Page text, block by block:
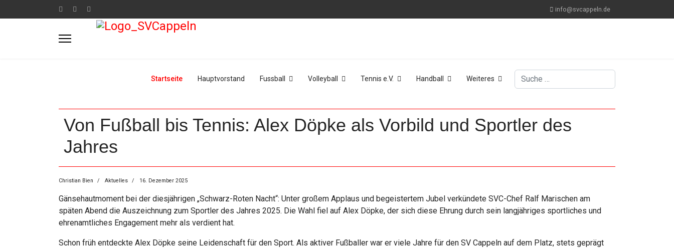
info@svcappeln.de
Startseite Hauptvorstand Fussball Volleyball Tennis e.V. Handball Weiteres Suchen
Von Fußball bis Tennis: Alex Döpke als Vorbild und Sportler des
Jahres
Christian Bien Aktuelles 16. Dezember 2025
Gänsehautmoment bei der diesjährigen „Schwarz-Roten Nacht“: Unter großem Applaus und begeistertem Jubel verkündete SVC-Chef Ralf Marischen am
späten Abend die Auszeichnung zum Sportler des Jahres 2025. Die Wahl fiel auf Alex Döpke, der sich diese Ehrung durch sein langjähriges sportliches und
ehrenamtliches Engagement mehr als verdient hat.
Schon früh entdeckte Alex Döpke seine Leidenschaft für den Sport. Als aktiver Fußballer war er viele Jahre für den SV Cappeln auf dem Platz, stets geprägt